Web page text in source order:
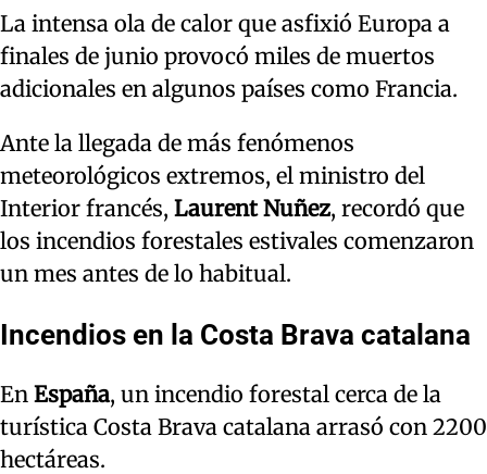
La intensa ola de calor que asfixió Europa a
finales de junio provocó miles de muertos
adicionales en algunos países como Francia.
Ante la llegada de más fenómenos
meteorológicos extremos, el ministro del
Interior francés, Laurent Nuñez, recordó que
los incendios forestales estivales comenzaron
un mes antes de lo habitual.
Incendios en la Costa Brava catalana
En España, un incendio forestal cerca de la
turística Costa Brava catalana arrasó con 2200
hectáreas.